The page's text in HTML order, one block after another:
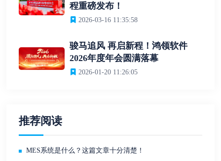
程重磅发布！
2026-03-16 11:35:58
骏马追风 再启新程！鸿领软件
2026年度年会圆满落幕
2026-01-20 11:26:05
推荐阅读
MES系统是什么？这篇文章十分清楚！